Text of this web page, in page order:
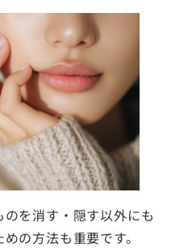
を消す・隠す以外にも
の方法も重要です。